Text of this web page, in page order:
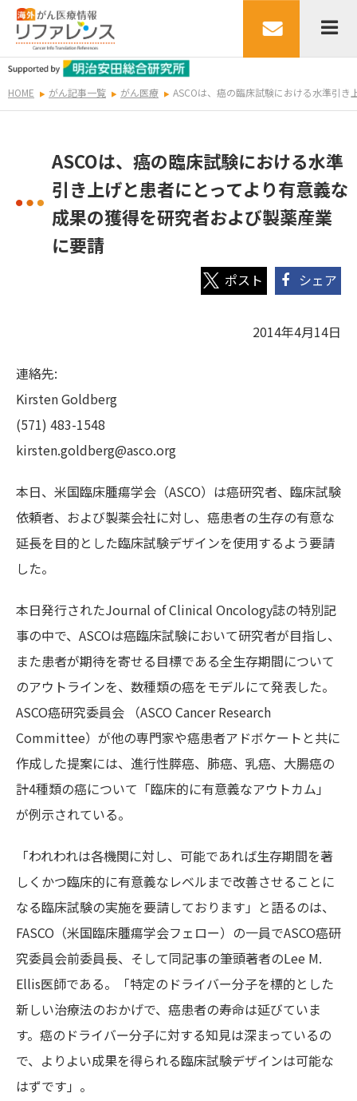
HOME がん記事一覧 がん医療 ASCOは、癌の臨床試験における水準引
ASCOは、癌の臨床試験における水準
引き上げと患者にとってより有意義な
成果の獲得を研究者および製薬産業
に要請
シェア
2014年4月14日
連絡先:
Kirsten Goldberg
(571) 483-1548
kirsten.goldberg@asco.org
本日、米国臨床腫瘍学会（ASCO）は癌研究者、臨床試験
依頼者、および製薬会社に対し、癌患者の生存の有意な
延長を目的とした臨床試験デザインを使用するよう要請
した。
本日発行されたJournal of Clinical Oncology誌の特別記
事の中で、ASCOは癌臨床試験において研究者が目指し、
また患者が期待を寄せる目標である全生存期間について
のアウトラインを、数種類の癌をモデルにて発表した。
ASCO癌研究委員会 （ASCO Cancer Research
Committee）が他の専門家や癌患者アドボケートと共に
作成した提案には、進行性膵癌、肺癌、乳癌、大腸癌の
計4種類の癌について「臨床的に有意義なアウトカム」
が例示されている。
「われわれは各機関に対し、可能であれば生存期間を著
しくかつ臨床的に有意義なレベルまで改善させることに
なる臨床試験の実施を要請しております」と語るのは、
FASCO（米国臨床腫瘍学会フェロー）の一員でASCO癌研
究委員会前委員長、そして同記事の筆頭著者のLee M.
Ellis医師である。「特定のドライバー分子を標的とした
新しい治療法のおかげで、癌患者の寿命は延びていま
す。癌のドライバー分子に対する知見は深まっているの
で、よりよい成果を得られる臨床試験デザインは可能な
はずです」。